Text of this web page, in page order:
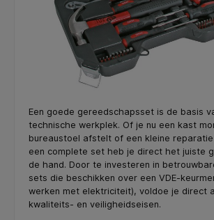
Een goede gereedschapsset is de basis
technische werkplek. Of je nu een kast
bureaustoel afstelt of een kleine
een complete set heb je direct het juiste
de hand. Door te investeren in
sets die beschikken over een VDE-
werken met elektriciteit), voldoe je direct
kwaliteits- en veiligheidseisen.